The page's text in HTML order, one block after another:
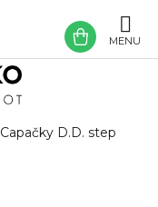
Capačky D.D. step